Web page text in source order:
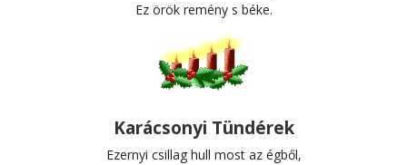
Ez örök remény s béke.
Karácsonyi Tündérek
Ezernyi csillag hull most az égből,